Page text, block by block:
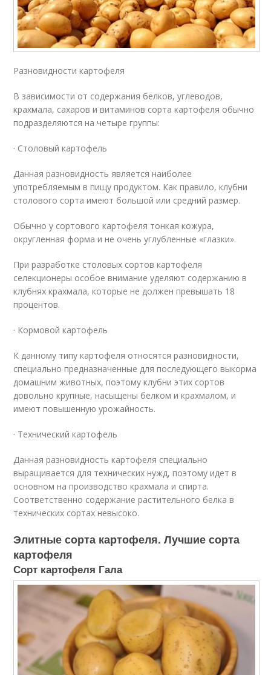
Разновидности картофеля
В зависимости от содержания белков, углеводов,
крахмала, сахаров и витаминов сорта картофеля обычно
подразделяются на четыре группы:
· Столовый картофель
Данная разновидность является наиболее
употребляемым в пищу продуктом. Как правило, клубни
столового сорта имеют большой или средний размер.
Обычно у сортового картофеля тонкая кожура,
округленная форма и не очень углубленные «глазки».
При разработке столовых сортов картофеля
селекционеры особое внимание уделяют содержанию в
клубнях крахмала, которые не должен превышать 18
процентов.
· Кормовой картофель
К данному типу картофеля относятся разновидности,
специально предназначенные для последующего выкорма
домашним животных, поэтому клубни этих сортов
довольно крупные, насыщены белком и крахмалом, и
имеют повышенную урожайность.
· Технический картофель
Данная разновидность картофеля специально
выращивается для технических нужд, поэтому идет в
основном на производство крахмала и спирта.
Соответственно содержание растительного белка в
технических сортах невысоко.
Элитные сорта картофеля. Лучшие сорта
картофеля
Сорт картофеля Гала